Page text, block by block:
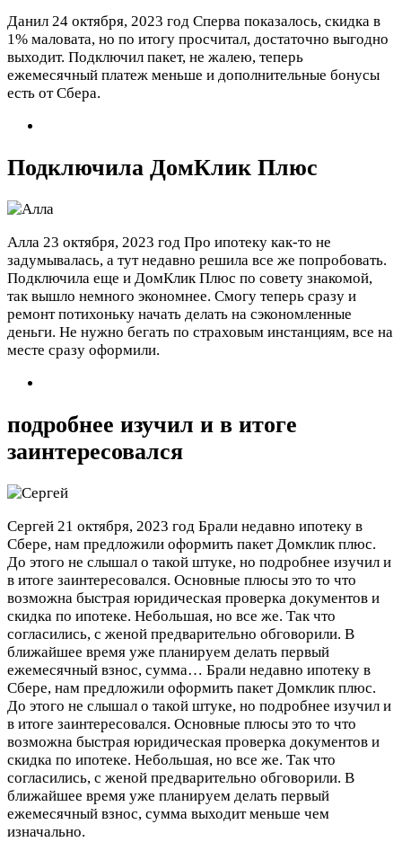
Данил 24 октября, 2023 год Сперва показалось, скидка в
1% маловата, но по итогу просчитал, достаточно выгодно
выходит. Подключил пакет, не жалею, теперь
ежемесячный платеж меньше и дополнительные бонусы
есть от Сбера.
Подключила ДомКлик Плюс
Алла 23 октября, 2023 год Про ипотеку как-то не
задумывалась, а тут недавно решила все же попробовать.
Подключила еще и ДомКлик Плюс по совету знакомой,
так вышло немного экономнее. Смогу теперь сразу и
ремонт потихоньку начать делать на сэкономленные
деньги. Не нужно бегать по страховым инстанциям, все на
месте сразу оформили.
подробнее изучил и в итоге
заинтересовался
Сергей 21 октября, 2023 год Брали недавно ипотеку в
Сбере, нам предложили оформить пакет Домклик плюс.
До этого не слышал о такой штуке, но подробнее изучил и
в итоге заинтересовался. Основные плюсы это то что
возможна быстрая юридическая проверка документов и
скидка по ипотеке. Небольшая, но все же. Так что
согласились, с женой предварительно обговорили. В
ближайшее время уже планируем делать первый
ежемесячный взнос, сумма… Брали недавно ипотеку в
Сбере, нам предложили оформить пакет Домклик плюс.
До этого не слышал о такой штуке, но подробнее изучил и
в итоге заинтересовался. Основные плюсы это то что
возможна быстрая юридическая проверка документов и
скидка по ипотеке. Небольшая, но все же. Так что
согласились, с женой предварительно обговорили. В
ближайшее время уже планируем делать первый
ежемесячный взнос, сумма выходит меньше чем
изначально.